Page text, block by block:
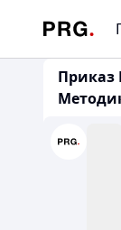
Приказ